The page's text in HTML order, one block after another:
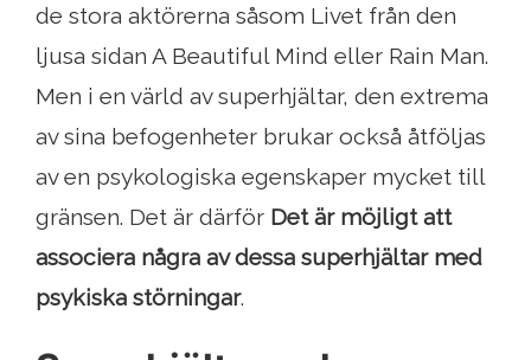
de stora aktörerna såsom Livet från den
ljusa sidan A Beautiful Mind eller Rain Man.
Men i en värld av superhjältar, den extrema
av sina befogenheter brukar också åtföljas
av en psykologiska egenskaper mycket till
gränsen. Det är därför Det är möjligt att
associera några av dessa superhjältar med
psykiska störningar.